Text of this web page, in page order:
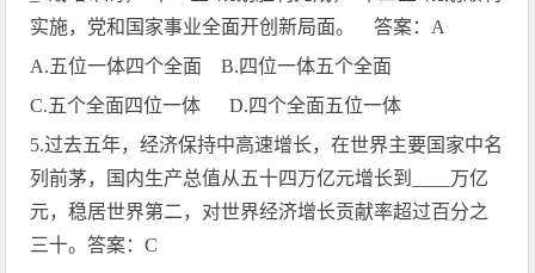
实施，党和国家事业全面开创新局面。 答案： A
A.五位一体四个全面 B.四位一体五个全面
C.五个全面四位一体 D.四个全面五位一体
5.过去五年，经济保持中高速增长，在世界主要国家中名
列前茅，国内生产总值从五十四万亿元增长到
万亿
元，稳居世界第二，对世界经济增长贡献率超过百分之
三十。答案：C